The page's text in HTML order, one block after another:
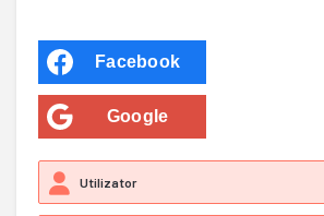
Facebook
Google